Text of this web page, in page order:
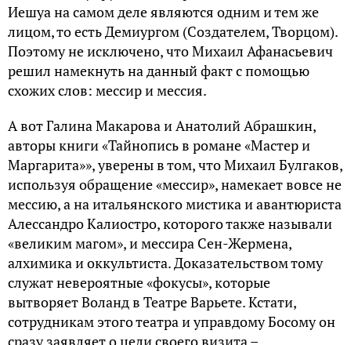
Иешуа на самом деле являются одним и тем же
лицом, то есть Демиургом (Создателем, Творцом).
Поэтому не исключено, что Михаил Афанасьевич
решил намекнуть на данный факт с помощью
схожих слов: мессир и мессия.
А вот Галина Макарова и Анатолий Абрашкин,
авторы книги «Тайнопись в романе «Мастер и
Маргарита»», уверены в том, что Михаил Булгаков,
используя обращение «мессир», намекает вовсе не
мессию, а на итальянского мистика и авантюриста
Алессандро Калиостро, которого также называли
«великим магом», и мессира Сен-Жермена,
алхимика и оккультиста. Доказательством тому
служат невероятные «фокусы», которые
вытворяет Воланд в Театре Варьете. Кстати,
сотрудникам этого театра и управдому Босому он